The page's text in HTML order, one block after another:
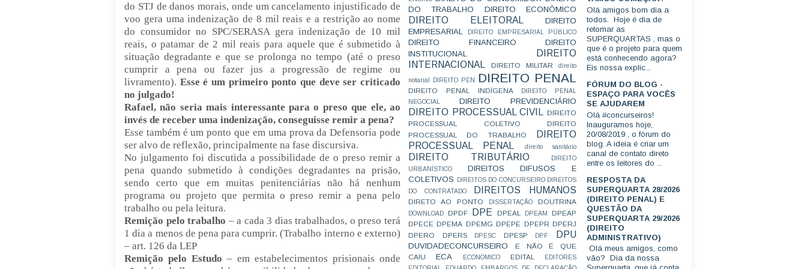
do STJ de danos morais, onde um cancelamento injustificado de
voo gera uma indenização de 8 mil reais e a restrição ao nome
do consumidor no SPC/SERASA gera indenização de 10 mil
reais, o patamar de 2 mil reais para aquele que é submetido à
situação degradante e que se prolonga no tempo (até o preso
cumprir a pena ou fazer jus a progressão de regime ou
livramento). Esse é um primeiro ponto que deve ser criticado
no julgado!
Rafael, não seria mais interessante para o preso que ele, ao
invés de receber uma indenização, conseguisse remir a pena?
Esse também é um ponto que em uma prova da Defensoria pode
ser alvo de reflexão, principalmente na fase discursiva.
No julgamento foi discutida a possibilidade de o preso remir a
pena quando submetido à condições degradantes na prisão,
sendo certo que em muitas penitenciárias não há nenhum
programa ou projeto que permita o preso remir a pena pelo
trabalho ou pela leitura.
Remição pelo trabalho – a cada 3 dias trabalhados, o preso terá
1 dia a menos de pena para cumprir. (Trabalho interno e externo)
– art. 126 da LEP
Remição pelo Estudo – em estabelecimentos prisionais onde
DO TRABALHO
DIREITO ECONÔMICO
DIREITO ELEITORAL
DIREITO
EMPRESARIAL
DIREITO EMPRESARIAL PÚBLICO
DIREITO FINANCEIRO
DIREITO
INSTITUCIONAL
DIREITO
INTERNACIONAL
DIREITO MILITAR direito
notarial DIREITO PEN DIREITO PENAL
DIREITO PENAL INDÍGENA
DIREITO PENAL
NEGOCIAL
DIREITO PREVIDENCIÁRIO
DIREITO PROCESSUAL CIVIL
DIREITO
PROCESSUAL COLETIVO
DIREITO
PROCESSUAL DO TRABALHO
DIREITO
PROCESSUAL PENAL
direito sanitário
DIREITO TRIBUTÁRIO
DIREITO
URBANÍSTICO
DIREITOS DIFUSOS E
COLETIVOS
DIREITOS DO CONCURSEIRO DIREITOS
DO CONTRATADO
DIREITOS HUMANOS
DIRETO AO PONTO DISSERTAÇÃO DOUTRINA
DOWNLOAD DPDF DPE DPEAL DPEAM
DPEAP
DPECE DPEMA DPEMG DPEPE DPEPR DPERJ
DPERO
DPERS DPESC DPESP DPF DPU
DUVIDADECONCURSEIRO
E NÃO É QUE
CAIU
ECA ECONOMICO EDITAL
EDITORES
Olá amigos bom dia a
todos. Hoje é dia de
retomar as
SUPERQUARTAS , mas o
que é o projeto para quem
está conhecendo agora?
Eis nossa explic...
FÓRUM DO BLOG -
ESPAÇO PARA VOCÊS
SE AJUDAREM
Olá #concurseiros!
Inauguramos hoje,
20/08/2019 , o fórum do
blog. A ideia é criar um
canal de contato direto
entre os leitores do ...
RESPOSTA DA
SUPERQUARTA 28/2026
(DIREITO PENAL) E
QUESTÃO DA
SUPERQUARTA 29/2026
(DIREITO
ADMINISTRATIVO)
Olá meus amigos, como
vão? Dia da nossa